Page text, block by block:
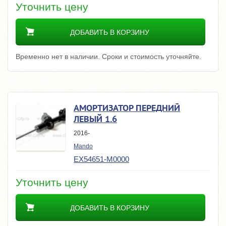
Уточнить цену
ДОБАВИТЬ В КОРЗИНУ
Временно нет в наличии. Сроки и стоимость уточняйте.
АМОРТИЗАТОР ПЕРЕДНИЙ
ЛЕВЫЙ 1.6
2016-
Mando
EX54651-M0000
Уточнить цену
ДОБАВИТЬ В КОРЗИНУ